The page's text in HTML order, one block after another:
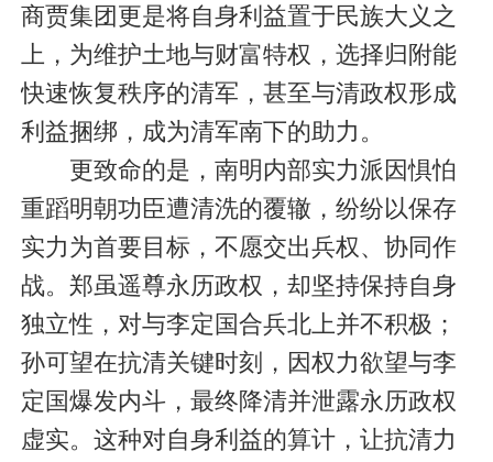
商贾集团更是将自身利益置于民族大义之
上，为维护土地与财富特权，选择归附能
快速恢复秩序的清军，甚至与清政权形成
利益捆绑，成为清军南下的助力。
更致命的是，南明内部实力派因惧怕
重蹈明朝功臣遭清洗的覆辙，纷纷以保存
实力为首要目标，不愿交出兵权、协同作
战。郑虽遥尊永历政权，却坚持保持自身
独立性，对与李定国合兵北上并不积极；
孙可望在抗清关键时刻，因权力欲望与李
定国爆发内斗，最终降清并泄露永历政权
虚实。这种对自身利益的算计，让抗清力